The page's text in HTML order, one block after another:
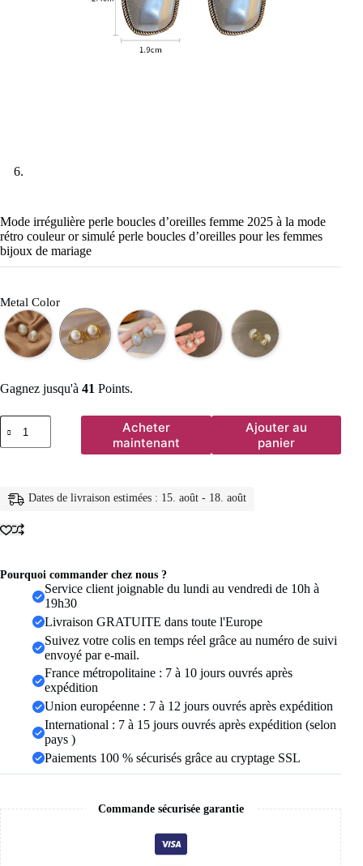
Mode irrégulière perle boucles d’oreilles femme 2025 à la mode
rétro couleur or simulé perle boucles d’oreilles pour les femmes
bijoux de mariage
Metal Color
Gagnez jusqu'à 41 Points.
quantité
de
Mode
d'oreilles
2025
mode
couleur
boucles
femmes
mariage
Acheter
maintenant
Ajouter au
panier
Dates de livraison estimées : 15. août - 18. août
Pourquoi commander chez nous ?
Service client joignable du lundi au vendredi de 10h à
19h30
Livraison GRATUITE dans toute l'Europe
Suivez votre colis en temps réel grâce au numéro de suivi
envoyé par e-mail.
France métropolitaine : 7 à 10 jours ouvrés après
expédition
Union européenne : 7 à 12 jours ouvrés après expédition
International : 7 à 15 jours ouvrés après expédition (selon
pays )
Paiements 100 % sécurisés grâce au cryptage SSL
Commande sécurisée garantie